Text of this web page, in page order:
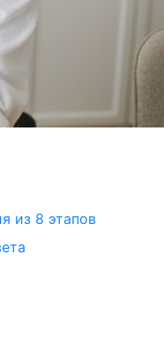
из 8 этапов